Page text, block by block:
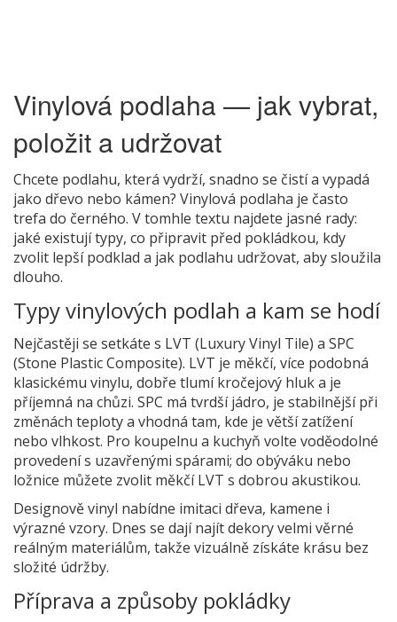
Vinylová podlaha — jak vybrat,
položit a udržovat
Chcete podlahu, která vydrží, snadno se čistí a vypadá
jako dřevo nebo kámen? Vinylová podlaha je často
trefa do černého. V tomhle textu najdete jasné rady:
jaké existují typy, co připravit před pokládkou, kdy
zvolit lepší podklad a jak podlahu udržovat, aby sloužila
dlouho.
Typy vinylových podlah a kam se hodí
Nejčastěji se setkáte s LVT (Luxury Vinyl Tile) a SPC
(Stone Plastic Composite). LVT je měkčí, více podobná
klasickému vinylu, dobře tlumí kročejový hluk a je
příjemná na chůzi. SPC má tvrdší jádro, je stabilnější při
změnách teploty a vhodná tam, kde je větší zatížení
nebo vlhkost. Pro koupelnu a kuchyň volte voděodolné
provedení s uzavřenými spárami; do obýváku nebo
ložnice můžete zvolit měkčí LVT s dobrou akustikou.
Designově vinyl nabídne imitaci dřeva, kamene i
výrazné vzory. Dnes se dají najít dekory velmi věrné
reálným materiálům, takže vizuálně získáte krásu bez
složité údržby.
Příprava a způsoby pokládky